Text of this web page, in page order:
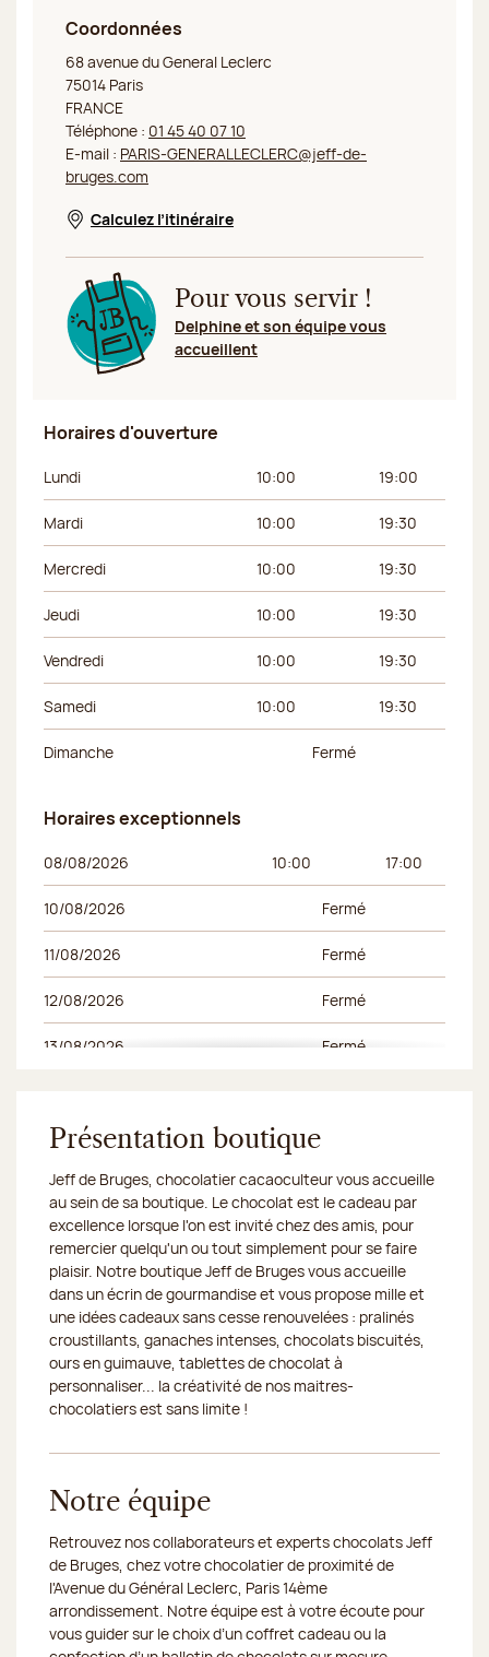
Coordonnées
Jeff de Bruges Paris Général Leclerc
68 avenue du General Leclerc
75014 Paris
FRANCE
Téléphone : 01 45 40 07 10
E-mail : PARIS-GENERALLECLERC@jeff-de-
bruges.com
Nouvelle fenêtre
Calculez l’itinéraire
Pour vous servir !
Delphine et son équipe vous
accueillent
Horaires d'ouverture
Jour de la semaine Horaires du matin Horaires de
Lundi 10:00 19:00
Mardi 10:00 19:30
Mercredi 10:00 19:30
Jeudi 10:00 19:30
Vendredi 10:00 19:30
Samedi 10:00 19:30
Dimanche Fermé
Horaires exceptionnels
Jour de la semaine Horaires du matin Horaires de
08/08/2026 10:00 17:00
10/08/2026 Fermé
11/08/2026 Fermé
12/08/2026 Fermé
13/08/2026 Fermé
15/08/2026
17/08/2026 Fermé
18/08/2026 Fermé
19/08/2026 Fermé
20/08/2026 Fermé
21/08/2026 Fermé
22/08/2026
24/08/2026 Fermé
Présentation boutique
Jeff de Bruges, chocolatier cacaoculteur vous accueille
au sein de sa boutique. Le chocolat est le cadeau par
excellence lorsque l'on est invité chez des amis, pour
remercier quelqu'un ou tout simplement pour se faire
plaisir. Notre boutique Jeff de Bruges vous accueille
dans un écrin de gourmandise et vous propose mille et
une idées cadeaux sans cesse renouvelées : pralinés
croustillants, ganaches intenses, chocolats biscuités,
ours en guimauve, tablettes de chocolat à
personnaliser... la créativité de nos maitres-
chocolatiers est sans limite !
Notre équipe
Retrouvez nos collaborateurs et experts chocolats Jeff
de Bruges, chez votre chocolatier de proximité de
l'Avenue du Général Leclerc, Paris 14ème
arrondissement. Notre équipe est à votre écoute pour
vous guider sur le choix d’un coffret cadeau ou la